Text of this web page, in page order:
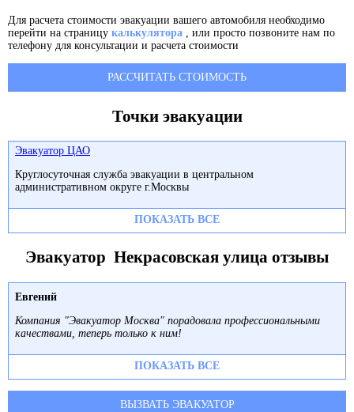
Для расчета стоимости эвакуации вашего автомобиля необходимо
перейти на страницу калькулятора , или просто позвоните нам по
телефону для консультации и расчета стоимости
РАССЧИТАТЬ СТОИМОСТЬ
Точки эвакуации
Эвакуатор ЦАО
Круглосуточная служба эвакуации в центральном
административном округе г.Москвы
ПОКАЗАТЬ ВСЕ
Эвакуатор Некрасовская улица отзывы
Евгений
Компания "Эвакуатор Москва" порадовала профессиональными
качествами, теперь только к ним!
ПОКАЗАТЬ ВСЕ
ВЫЗВАТЬ ЭВАКУАТОР